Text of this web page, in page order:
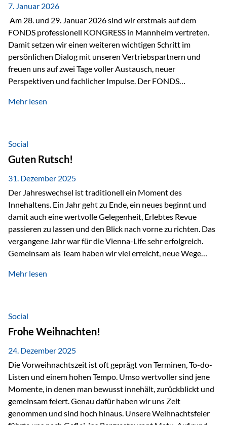
7. Januar 2026
Am 28. und 29. Januar 2026 sind wir erstmals auf dem
FONDS professionell KONGRESS in Mannheim vertreten.
Damit setzen wir einen weiteren wichtigen Schritt im
persönlichen Dialog mit unseren Vertriebspartnern und
freuen uns auf zwei Tage voller Austausch, neuer
Perspektiven und fachlicher Impulse. Der FONDS
Branchentreffen für Finanz- und Versicherungsprofis im
Vermögensstrukturierung und Nachfolgeplanung
gemeinsam zu diskutieren. Persönlich für Sie vor Ort An
beiden Kongresstagen stehen Ihnen Maximilian
Fichtenbauer, Dirk…
Mehr lesen
Social
Guten Rutsch!
31. Dezember 2025
Der Jahreswechsel ist traditionell ein Moment des
Innehaltens. Ein Jahr geht zu Ende, ein neues beginnt und
damit auch eine wertvolle Gelegenheit, Erlebtes Revue
passieren zu lassen und den Blick nach vorne zu richten. Das
vergangene Jahr war für die Vienna-Life sehr erfolgreich.
Gemeinsam als Team haben wir viel erreicht, neue Wege
Veranstaltungen wie der Schnifisschnauf, aber auch unsere
starkes Miteinander ist. Neben diesen gemeinsamen
Erlebnissen konnten wir…
Mehr lesen
Social
Frohe Weihnachten!
24. Dezember 2025
Die Vorweihnachtszeit ist oft geprägt von Terminen, To-do-
Listen und einem hohen Tempo. Umso wertvoller sind jene
Momente, in denen man bewusst innehält, zurückblickt und
gemeinsam feiert. Genau dafür haben wir uns Zeit
genommen und sind hoch hinaus. Unsere Weihnachtsfeier